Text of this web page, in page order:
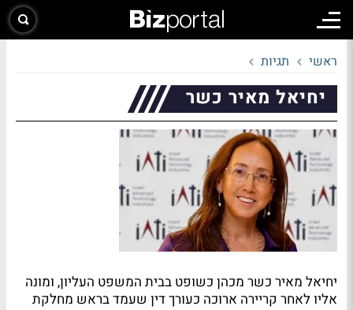
ראשי תגיות
יחיאל מאיר כשר
יחיאל מאיר כשר מכהן כשופט בבית המשפט העליון, ומונה
אליו לאחר קריירה ארוכה כעורך דין שעמד בראש מחלקת